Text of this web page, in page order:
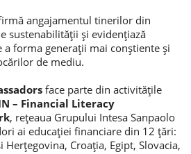
angajamentul tinerilor din
sustenabilității și evidențiază
forma generații mai conștiente și
de mediu.
face parte din activitățile
– Financial Literacy
, rețeaua Grupului Intesa Sanpaolo
ai educației financiare din 12 țări:
Herțegovina, Croația, Egipt, Slovacia,